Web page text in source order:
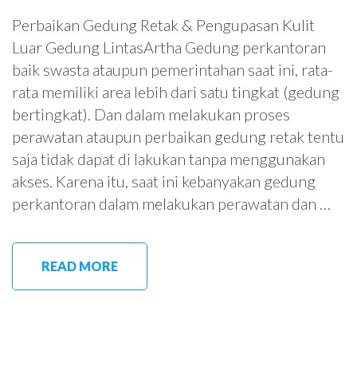
Perbaikan Gedung Retak & Pengupasan Kulit
Luar Gedung LintasArtha Gedung perkantoran
baik swasta ataupun pemerintahan saat ini, rata-
rata memiliki area lebih dari satu tingkat (gedung
bertingkat). Dan dalam melakukan proses
perawatan ataupun perbaikan gedung retak tentu
saja tidak dapat di lakukan tanpa menggunakan
akses. Karena itu, saat ini kebanyakan gedung
perkantoran dalam melakukan perawatan dan …
READ MORE